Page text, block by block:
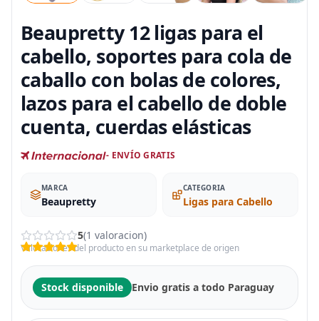
Beaupretty 12 ligas para el
cabello, soportes para cola de
caballo con bolas de colores,
lazos para el cabello de doble
cuenta, cuerdas elásticas
- ENVÍO GRATIS
MARCA
Beaupretty
CATEGORIA
Ligas para Cabello
5(1 valoracion)
Valoraciones del producto en su marketplace de origen
Stock disponible Envio gratis a todo Paraguay